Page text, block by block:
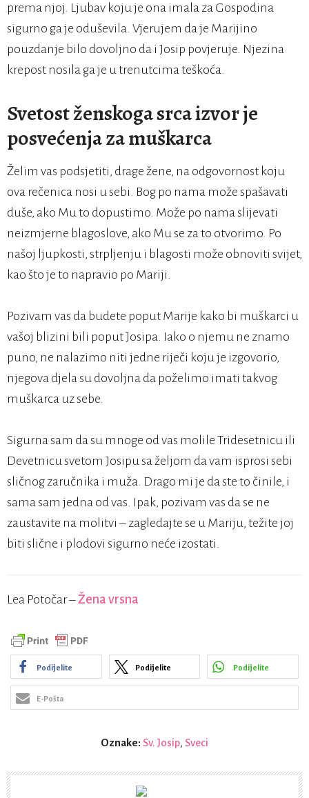
prema njoj. Ljubav koju je ona imala za Gospodina
sigurno ga je oduševila. Vjerujem da je Marijino
pouzdanje bilo dovoljno da i Josip povjeruje. Njezina
krepost nosila ga je u trenutcima teškoća.
Svetost ženskoga srca izvor je
posvećenja za muškarca
Želim vas podsjetiti, drage žene, na odgovornost koju
ova rečenica nosi u sebi. Bog po nama može spašavati
duše, ako Mu to dopustimo. Može po nama slijevati
neizmjerne blagoslove, ako Mu se za to otvorimo. Po
našoj ljupkosti, strpljenju i blagosti može obnoviti svijet,
kao što je to napravio po Mariji.
Pozivam vas da budete poput Marije kako bi muškarci u
vašoj blizini bili poput Josipa. Iako o njemu ne znamo
puno, ne nalazimo niti jedne riječi koju je izgovorio,
njegova djela su dovoljna da poželimo imati takvog
muškarca uz sebe.
Sigurna sam da su mnoge od vas molile Tridesetnicu ili
Devetnicu svetom Josipu sa željom da vam isprosi sebi
sličnog zaručnika i muža. Drago mi je da ste to činile, i
sama sam jedna od vas. Ipak, pozivam vas da se ne
zaustavite na molitvi – zagledajte se u Mariju, težite joj
biti slične i plodovi sigurno neće izostati.
Lea Potočar –Žena vrsna
Podijelite Podijelite Podijelite
E-Pošta
Oznake: Sv. Josip, Sveci